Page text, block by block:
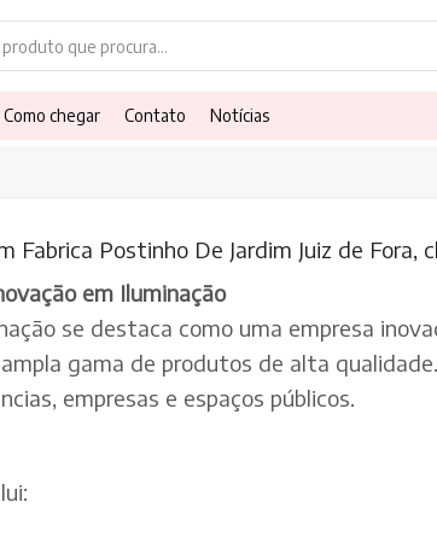
Como chegar Contato Notícias
Fabrica Postinho De Jardim Juiz de Fora,
em Iluminação
se destaca como uma empresa
gama de produtos de alta
empresas e espaços públicos.